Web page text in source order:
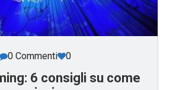
0 Commenti 0
6 consigli su come